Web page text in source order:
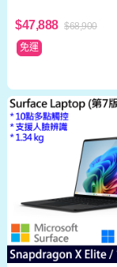
$47,888 $68,900
免運